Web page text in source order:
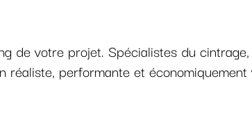
de votre projet. Spécialistes du
performante et économiquement